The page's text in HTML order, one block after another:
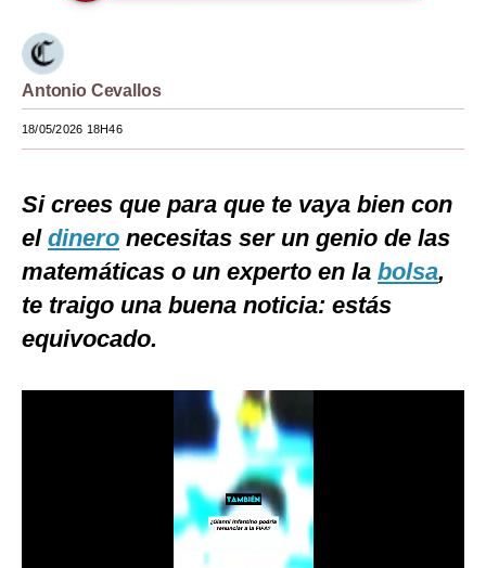
Viajes
Moda
Estilos
Mundo
EEUU
México
España
Antonio Cevallos
18/05/2026 18H46
Si crees que para que te vaya bien con
el dinero necesitas ser un genio de las
matemáticas o un experto en la bolsa,
te traigo una buena noticia: estás
equivocado.